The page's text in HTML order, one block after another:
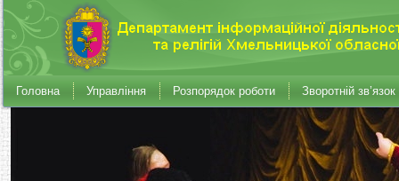
Головна Управління Розпорядок роботи Зворотній зв’язок